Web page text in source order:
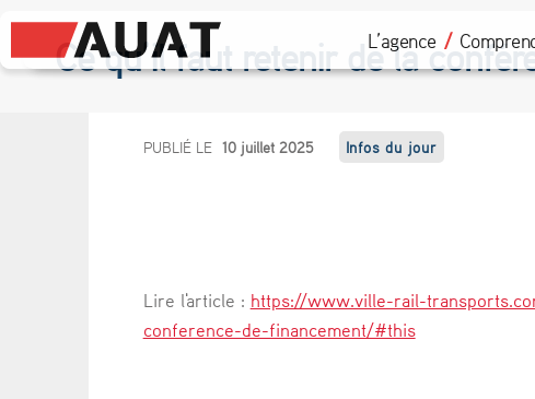
L’agence
Ce qu’il faut retenir de la
C
u
’
PUBLIÉ LE 10 juillet 2025 Infos du jour
Lire l'article : https://www.ville-rail-
conference-de-financement/#this